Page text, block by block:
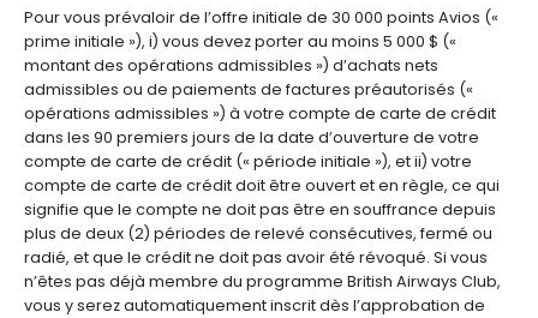
Pour vous prévaloir de l’offre initiale de 30 000 points Avios («
prime initiale »), i) vous devez porter au moins 5 000 $ («
montant des opérations admissibles ») d’achats nets
admissibles ou de paiements de factures préautorisés («
opérations admissibles ») à votre compte de carte de crédit
dans les 90 premiers jours de la date d’ouverture de votre
compte de carte de crédit (« période initiale »), et ii) votre
compte de carte de crédit doit être ouvert et en règle, ce qui
signifie que le compte ne doit pas être en souffrance depuis
plus de deux (2) périodes de relevé consécutives, fermé ou
radié, et que le crédit ne doit pas avoir été révoqué. Si vous
n’êtes pas déjà membre du programme British Airways Club,
vous y serez automatiquement inscrit dès l’approbation de